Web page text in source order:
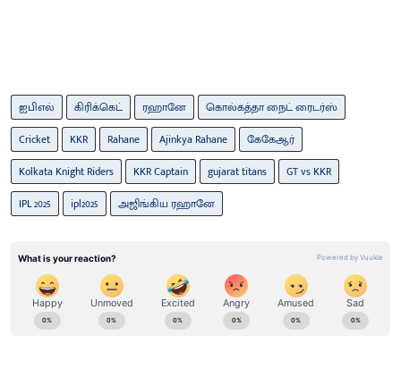
ஐபிஎல் கிரிக்கெட் ரஹானே
கொல்கத்தா நைட் ரைடர்ஸ்
Cricket
KKR Rahane Ajinkya Rahane
கேகேஆர்
Kolkata Knight Riders
KKR Captain gujarat titans
GT vs KKR
IPL 2025
ipl2025 அஜிங்​கிய ரஹானே